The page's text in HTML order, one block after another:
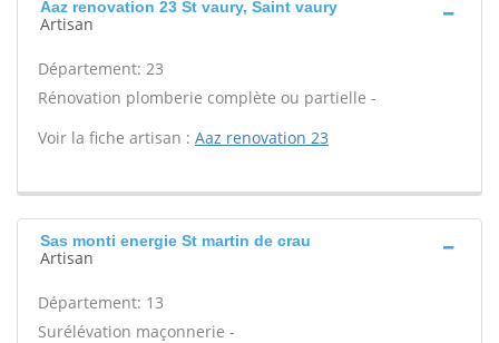
Aaz renovation 23 St vaury, Saint vaury
Artisan
Département: 23
Rénovation plomberie complète ou partielle -
Voir la fiche artisan : Aaz renovation 23
Sas monti energie St martin de crau
Artisan
Département: 13
Surélévation maçonnerie -